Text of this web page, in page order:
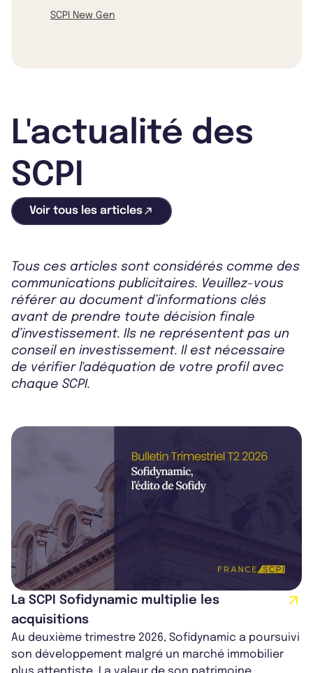
SCPI New Gen
L'actualité des
SCPI
Voir tous les articles
Tous ces articles sont considérés comme des
communications publicitaires. Veuillez-vous
référer au document d’informations clés
avant de prendre toute décision finale
d’investissement. Ils ne représentent pas un
conseil en investissement. Il est nécessaire
de vérifier l'adéquation de votre profil avec
chaque SCPI.
La SCPI Sofidynamic multiplie les
acquisitions
Au deuxième trimestre 2026, Sofidynamic a poursuivi
son développement malgré un marché immobilier